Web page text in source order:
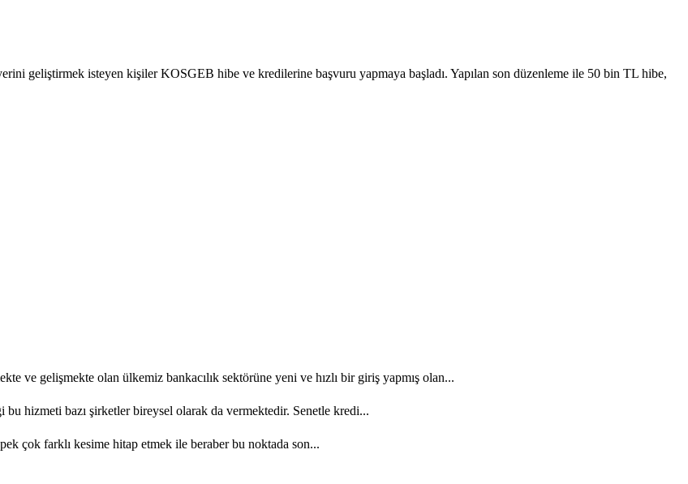
geliştirmek isteyen kişiler KOSGEB hibe ve kredilerine başvuru yapmaya başladı. Yapılan son düzenleme ile 50 bin TL hibe,
ve gelişmekte olan ülkemiz bankacılık sektörüne yeni ve hızlı bir giriş yapmış olan...
bu hizmeti bazı şirketler bireysel olarak da vermektedir. Senetle kredi...
çok farklı kesime hitap etmek ile beraber bu noktada son...